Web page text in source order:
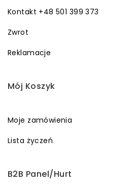
Kontakt +48 501 399 373
Zwrot
Reklamacje
Mój Koszyk
Moje zamówienia
Lista życzeń
B2B Panel/Hurt